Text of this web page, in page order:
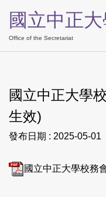
到
主
要
區
國立中正
Office of the Secretariat
國立中正大學
生效)
發布日期 : 2025-05-01
國立中正大學校務